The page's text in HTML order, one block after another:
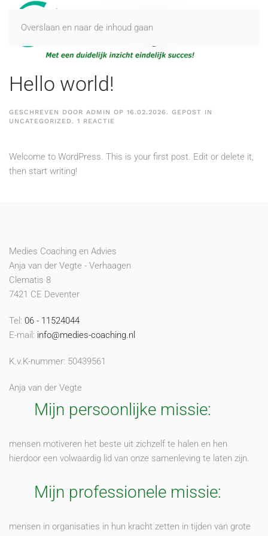
Overslaan en naar de inhoud gaan
Hello world!
GESCHREVEN DOOR ADMIN OP 16.02.2026 . GEPOST IN
UNCATEGORIZED . 1 REACTIE
Welcome to WordPress. This is your first post. Edit or delete it,
then start writing!
Medies Coaching en Advies
Anja van der Vegte - Verhaagen
Clematis 8
7421 CE Deventer
Tel: 06 - 11524044
E-mail: info@medies-coaching.nl
K.v.K-nummer: 50439561
Anja van der Vegte
Mijn persoonlijke missie:
mensen motiveren het beste uit zichzelf te halen en hen
hierdoor een volwaardig lid van onze samenleving te laten zijn.
Mijn professionele missie:
mensen in organisaties in hun kracht zetten in tijden van grote